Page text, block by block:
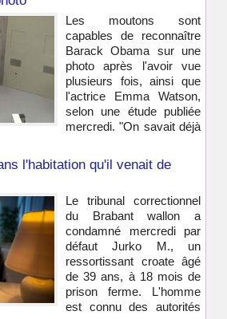
Les moutons sont
capables de reconnaître
Barack Obama sur une
photo après l'avoir vue
plusieurs fois, ainsi que
l'actrice Emma Watson,
selon une étude publiée
mercredi. "On savait déjà
l'habitation qu'il venait de
Le tribunal correctionnel
du Brabant wallon a
condamné mercredi par
défaut Jurko M., un
ressortissant croate âgé
de 39 ans, à 18 mois de
prison ferme. L'homme
est connu des autorités